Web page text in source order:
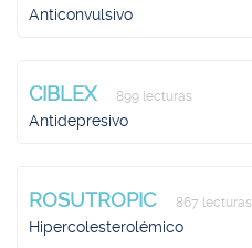
Anticonvulsivo
CIBLEX 899 lecturas
Antidepresivo
ROSUTROPIC 867 lecturas
Hipercolesterolémico